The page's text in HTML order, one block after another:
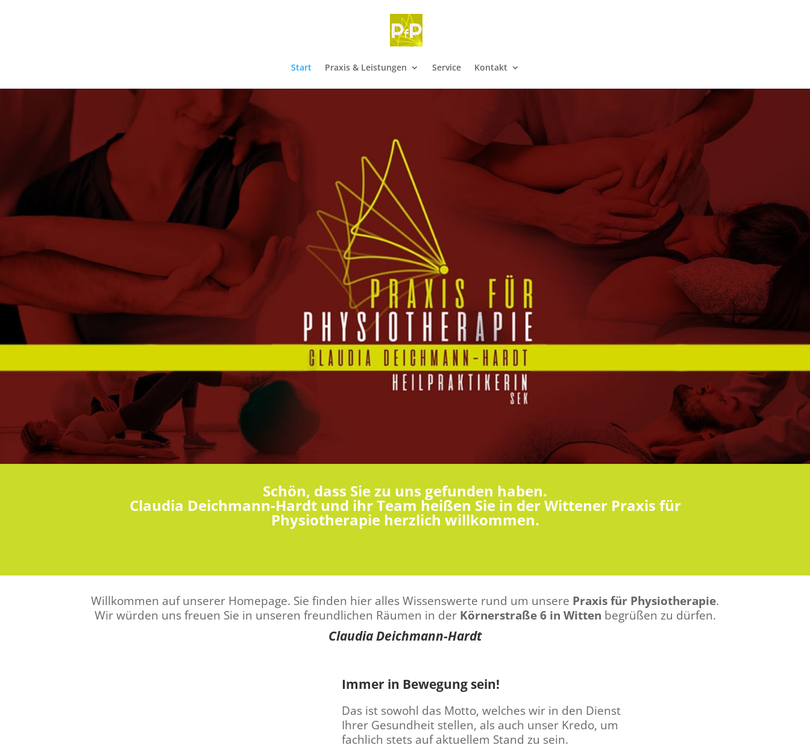
Start Praxis & Leistungen Service Kontakt
Schön, dass Sie zu uns gefunden haben.
Claudia Deichmann-Hardt und ihr Team heißen Sie in der Wittener Praxis für
Physiotherapie herzlich willkommen.
Willkommen auf unserer Homepage. Sie finden hier alles Wissenswerte rund um unsere Praxis für Physiotherapie.
Wir würden uns freuen Sie in unseren freundlichen Räumen in der Körnerstraße 6 in Witten begrüßen zu dürfen.
Claudia Deichmann-Hardt
Immer in Bewegung sein!
Das ist sowohl das Motto, welches wir in den Dienst
Ihrer Gesundheit stellen, als auch unser Kredo, um
fachlich stets auf aktuellem Stand zu sein.